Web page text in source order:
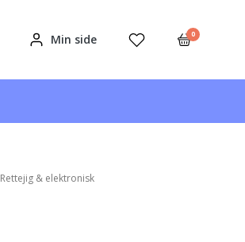
Min side 0
Rettejig & elektronisk